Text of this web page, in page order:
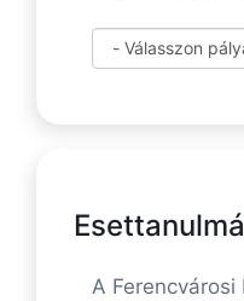
A Ferencvárosi